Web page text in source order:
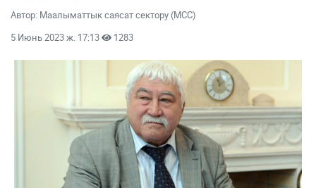
Автор: Маалыматтык саясат сектору (МСС)
5 Июнь 2023 ж. 17:13
1283